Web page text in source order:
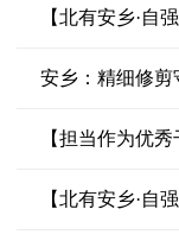
【北有安乡·自
安乡：精细修剪
【担当作为优
【北有安乡·自